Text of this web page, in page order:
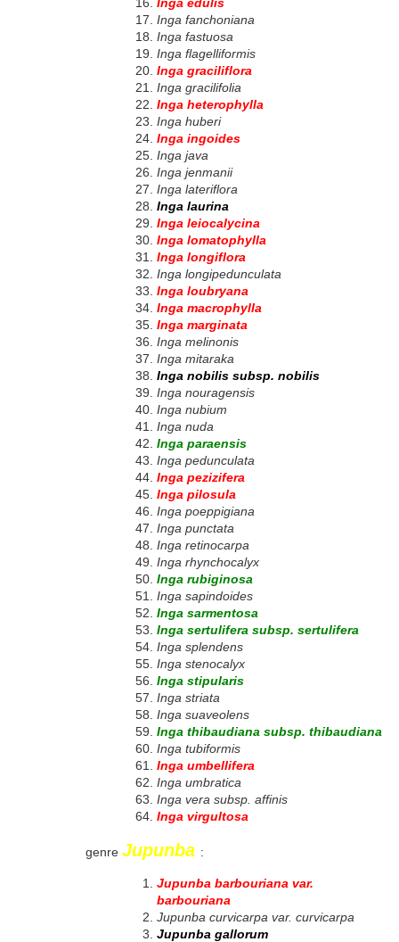
Inga fanchoniana
Inga fastuosa
Inga flagelliformis
Inga graciliflora
Inga gracilifolia
Inga heterophylla
Inga huberi
Inga ingoides
Inga java
Inga jenmanii
Inga lateriflora
Inga laurina
Inga leiocalycina
Inga lomatophylla
Inga longiflora
Inga longipedunculata
Inga loubryana
Inga macrophylla
Inga marginata
Inga melinonis
Inga mitaraka
Inga nobilis subsp. nobilis
Inga nouragensis
Inga nubium
Inga nuda
Inga paraensis
Inga pedunculata
Inga pezizifera
Inga pilosula
Inga poeppigiana
Inga punctata
Inga retinocarpa
Inga rhynchocalyx
Inga rubiginosa
Inga sapindoides
Inga sarmentosa
Inga sertulifera subsp. sertulifera
Inga splendens
Inga stenocalyx
Inga stipularis
Inga striata
Inga suaveolens
Inga thibaudiana subsp. thibaudiana
Inga tubiformis
Inga umbellifera
Inga umbratica
Inga vera subsp. affinis
Inga virgultosa
genre Jupunba :
Jupunba barbouriana var.
barbouriana
Jupunba curvicarpa var. curvicarpa
Jupunba gallorum